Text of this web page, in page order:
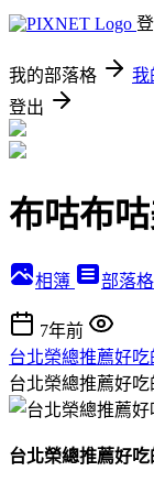
我的部落格 我
登出
布咕布
相簿 部落格
7年前
台北榮總推薦好
台北榮總推薦好
台北榮總推薦好